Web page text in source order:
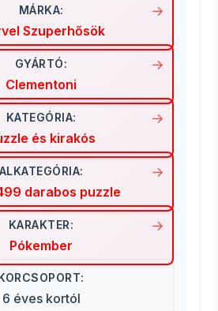
MÁRKA:
Szuperhősök
GYÁRTÓ:
Clementoni
KATEGÓRIA:
és kirakós
ALKATEGÓRIA:
darabos puzzle
KARAKTER:
Pókember
6 éves kortól